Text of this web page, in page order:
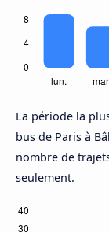
La période la
bus de Paris à
nombre de
seulement.